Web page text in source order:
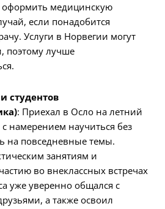
оформить медицинскую
если понадобится
Услуги в Норвегии могут
поэтому лучше
студентов
: Приехал в Осло на летний
с намерением научиться без
на повседневные темы.
занятиям и
во внеклассных встречах
уже уверенно общался с
а также освоил